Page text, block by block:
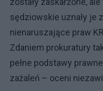
sędziowskie uznały je
nienaruszające praw
Zdaniem prokuratury
pełne podstawy
zażaleń – oceni